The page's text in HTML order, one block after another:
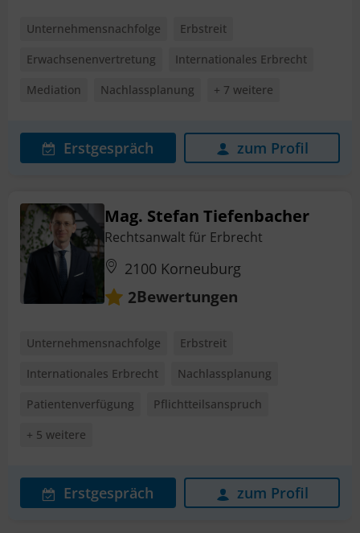
Unternehmensnachfolge
Erbstreit
Erwachsenenvertretung
Internationales Erbrecht
Mediation
Nachlassplanung + 7 weitere
Erstgespräch zum Profil
Mag. Stefan Tiefenbacher
Rechtsanwalt für Erbrecht
2100 Korneuburg
2Bewertungen
Unternehmensnachfolge
Erbstreit
Internationales Erbrecht
Nachlassplanung
Patientenverfügung
Pflichtteilsanspruch
+ 5 weitere
Erstgespräch zum Profil